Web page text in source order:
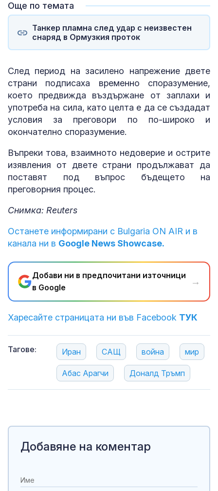
Още по темата
Танкер пламна след удар с неизвестен
снаряд в Ормузкия проток
След период на засилено напрежение двете
страни подписаха временно споразумение,
което предвижда въздържане от заплахи и
употреба на сила, като целта е да се създадат
условия за преговори по по-широко и
окончателно споразумение.
Въпреки това, взаимното недоверие и острите
изявления от двете страни продължават да
поставят под въпрос бъдещето на
преговорния процес.
Снимка: Reuters
Останете информирани с Bulgaria ON AIR и в
канала ни в Google News Showcase.
Добави ни в предпочитани източници
в Google
→
Харесайте страницата ни във Facebook ТУК
Тагове: Иран САЩ война мир
Абас Арагчи Доналд Тръмп
Добавяне на коментар